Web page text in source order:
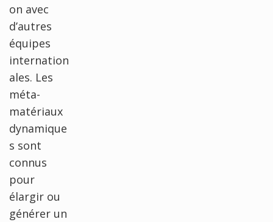
on avec
d’autres
équipes
internation
ales. Les
méta-
matériaux
dynamique
s sont
connus
pour
élargir ou
générer un